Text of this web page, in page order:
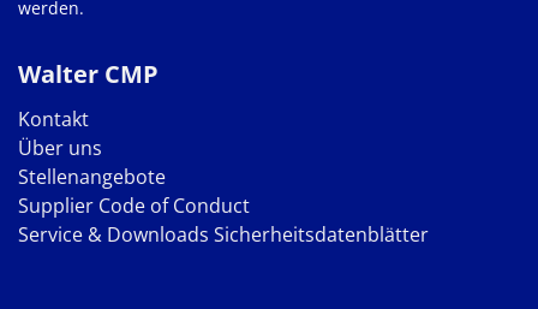
Walter CMP
Kontakt
Über uns
Stellenangebote
Supplier Code of Conduct
Service & Downloads Sicherheitsdatenblätter
werden.